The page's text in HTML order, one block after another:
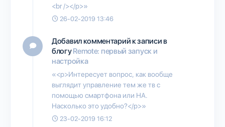
<br /></p>»
26-02-2019 13:46
Добавил комментарий к записи в
блогуRemote: первый запуск и
настройка
«<p>Интересует вопрос, как вообще
выглядит управление тем же тв с
помощью смартфона или НА.
Насколько это удобно?</p>»
23-02-2019 16:12